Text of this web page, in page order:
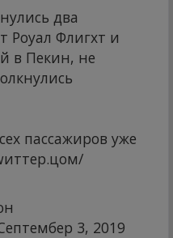
два
Роyал Флигхт и
в Пекин, не
пассажиров уже
3, 2019